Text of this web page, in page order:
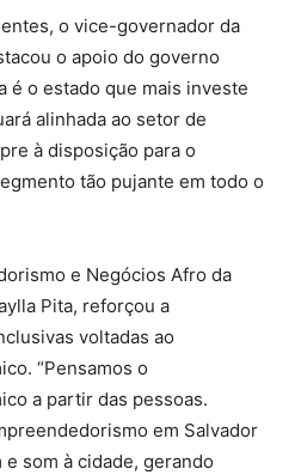
o vice-governador da
o apoio do governo
é o estado que mais investe
alinhada ao setor de
à disposição para o
tão pujante em todo o
e Negócios Afro da
Pita, reforçou a
voltadas ao
“Pensamos o
a partir das pessoas.
em Salvador
som à cidade, gerando